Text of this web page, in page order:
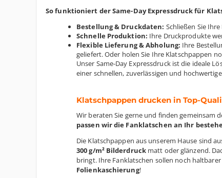
So funktioniert der Same-Day Expressdruck für
Bestellung & Druckdaten: Schließen Sie
Schnelle Produktion: Ihre Druckprodukte
Flexible Lieferung & Abholung: Ihre
geliefert. Oder holen Sie Ihre Klatschpappen
Unser Same-Day Expressdruck ist die ideale
einer schnellen, zuverlässigen und
Klatschpappen drucken in Top-
Wir beraten Sie gerne und finden gemeinsam
passen wir die Fanklatschen an Ihr
Die Klatschpappen aus unserem Hause sind
300 g/m² Bilderdruck matt oder glänzend.
bringt. Ihre Fanklatschen sollen noch
Folienkaschierung!